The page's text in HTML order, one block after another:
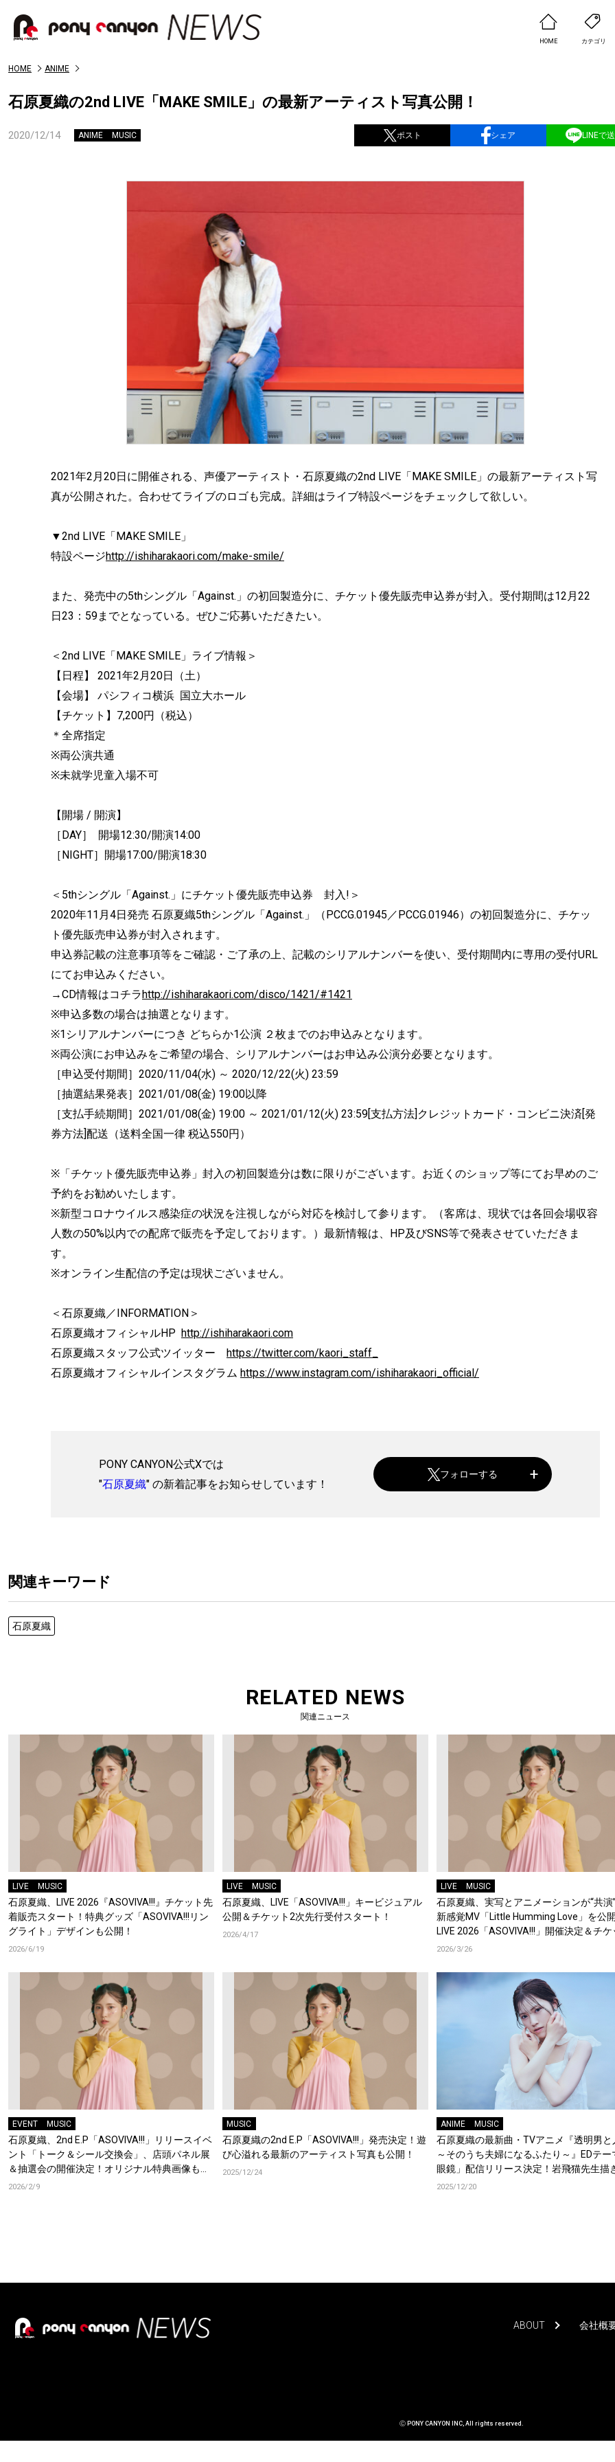
HOME カテゴリ
HOME ANIME
石原夏織の2nd LIVE「MAKE SMILE」の最新アーティスト写真公開！
2020/12/14 ANIME MUSIC ポスト シェア LINEで
2021年2月20日に開催される、声優アーティスト・石原夏織の2nd LIVE「MAKE SMILE」の最新アーティスト写
真が公開された。合わせてライブのロゴも完成。詳細はライブ特設ページをチェックして欲しい。
▼2nd LIVE「MAKE SMILE」
特設ページhttp://ishiharakaori.com/make-smile/
また、発売中の5thシングル「Against.」の初回製造分に、チケット優先販売申込券が封入。受付期間は12月22
日23：59までとなっている。ぜひご応募いただきたい。
＜2nd LIVE「MAKE SMILE」ライブ情報＞
【日程】 2021年2月20日（土）
【会場】 パシフィコ横浜 国立大ホール
【チケット】7,200円（税込）
＊全席指定
※両公演共通
※未就学児童入場不可
【開場 / 開演】
［DAY］ 開場12:30/開演14:00
［NIGHT］開場17:00/開演18:30
＜5thシングル「Against.」にチケット優先販売申込券 封入!＞
2020年11月4日発売 石原夏織5thシングル「Against.」（PCCG.01945／PCCG.01946）の初回製造分に、チケッ
ト優先販売申込券が封入されます。
申込券記載の注意事項等をご確認・ご了承の上、記載のシリアルナンバーを使い、受付期間内に専用の受付URL
にてお申込みください。
→CD情報はコチラhttp://ishiharakaori.com/disco/1421/#1421
※申込多数の場合は抽選となります。
※1シリアルナンバーにつき どちらか1公演 ２枚までのお申込みとなります。
※両公演にお申込みをご希望の場合、シリアルナンバーはお申込み公演分必要となります。
［申込受付期間］2020/11/04(水) ～ 2020/12/22(火) 23:59
［抽選結果発表］2021/01/08(金) 19:00以降
［支払手続期間］2021/01/08(金) 19:00 ～ 2021/01/12(火) 23:59[支払方法]クレジットカード・コンビニ決済[発
券方法]配送（送料全国一律 税込550円）
※「チケット優先販売申込券」封入の初回製造分は数に限りがございます。お近くのショップ等にてお早めのご
予約をお勧めいたします。
※新型コロナウイルス感染症の状況を注視しながら対応を検討して参ります。（客席は、現状では各回会場収容
人数の50%以内での配席で販売を予定しております。）最新情報は、HP及びSNS等で発表させていただきま
す。
※オンライン生配信の予定は現状ございません。
＜石原夏織／INFORMATION＞
石原夏織オフィシャルHP http://ishiharakaori.com
石原夏織スタッフ公式ツイッター https://twitter.com/kaori_staff_
石原夏織オフィシャルインスタグラム https://www.instagram.com/ishiharakaori_official/
PONY CANYON公式Xでは
"石原夏織" の新着記事をお知らせしています！
フォローする
関連キーワード
石原夏織
RELATED NEWS
関連ニュース
LIVE MUSIC
石原夏織、LIVE 2026『ASOVIVA!!!』チケット先
着販売スタート！特典グッズ「ASOVIVA!!!リン
グライト」デザインも公開！
2026/6/19
LIVE MUSIC
石原夏織、LIVE「ASOVIVA!!!」キービジュアル
公開＆チケット2次先行受付スタート！
2026/4/17
LIVE MUSIC
石原夏織、実写とアニメーションが“共演
新感覚MV「Little Humming Love」を公
LIVE 2026「ASOVIVA!!!」開催決定＆チ
速先行受付スタート！
2026/3/26
EVENT MUSIC
石原夏織、2nd E.P「ASOVIVA!!!」リリースイベ
ント「トーク＆シール交換会」、店頭パネル展
＆抽選会の開催決定！オリジナル特典画像も公
開！
2026/2/9
MUSIC
石原夏織の2nd E.P「ASOVIVA!!!」発売決定！遊
び心溢れる最新のアーティスト写真も公開！
2025/12/24
ANIME MUSIC
石原夏織の最新曲・TVアニメ『透明男と
～そのうち夫婦になるふたり～』EDテー
眼鏡」配信リリース決定！岩飛猫先生描
しの配信ジャケット写真も公開！
2025/12/20
ABOUT 会社概
Ⓒ PONY CANYON INC, All rights reserved.